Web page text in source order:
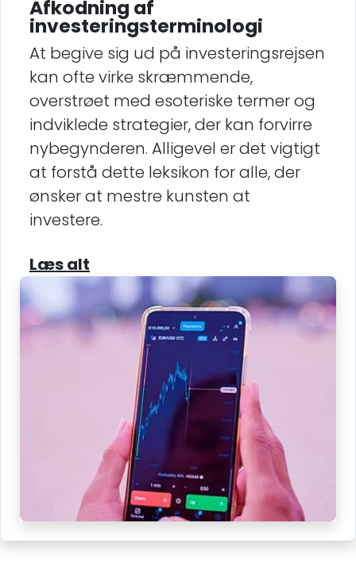
Afkodning af
investeringsterminologi
At begive sig ud på investeringsrejsen
kan ofte virke skræmmende,
overstrøet med esoteriske termer og
indviklede strategier, der kan forvirre
nybegynderen. Alligevel er det vigtigt
at forstå dette leksikon for alle, der
ønsker at mestre kunsten at
investere.
Læs alt